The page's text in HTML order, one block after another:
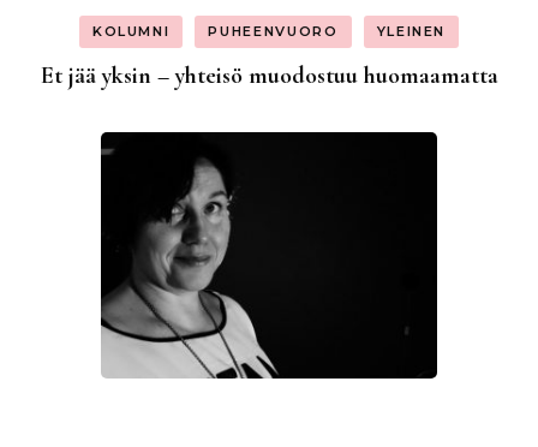
KOLUMNI PUHEENVUORO YLEINEN
Et jää yksin – yhteisö muodostuu huomaamatta